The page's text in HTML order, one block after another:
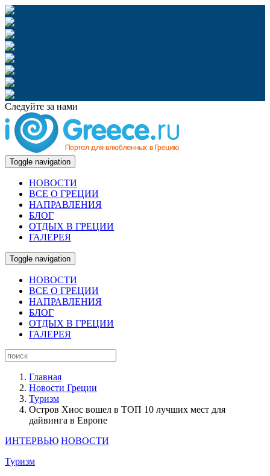
Следуйте за нами
Toggle navigation
НОВОСТИ
ВСЕ О ГРЕЦИИ
НАПРАВЛЕНИЯ
БЛОГ
ОТДЫХ В ГРЕЦИИ
ГАЛЕРЕЯ
Toggle navigation
НОВОСТИ
ВСЕ О ГРЕЦИИ
НАПРАВЛЕНИЯ
БЛОГ
ОТДЫХ В ГРЕЦИИ
ГАЛЕРЕЯ
Главная
Новости Греции
Туризм
Остров Хиос вошел в ТОП 10 лучших мест для
дайвинга в Европе
ИНТЕРВЬЮ НОВОСТИ
Туризм